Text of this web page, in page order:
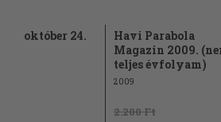
október 24.
Havi Parabola
Magazin 2009.
teljes évfolyam)
2009
2.200 Ft